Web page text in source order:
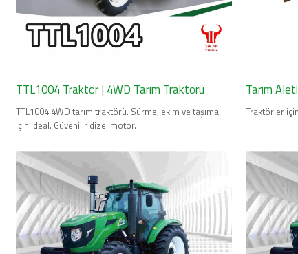
TTL1004 Traktör | 4WD Tarım Traktörü
TTL1004 4WD tarım traktörü. Sürme, ekim ve taşıma
için ideal. Güvenilir dizel motor.
Tarım
Traktörler